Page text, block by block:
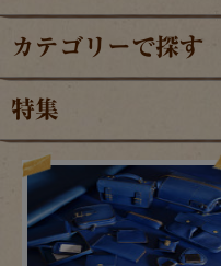
カテゴリーで探す
特集